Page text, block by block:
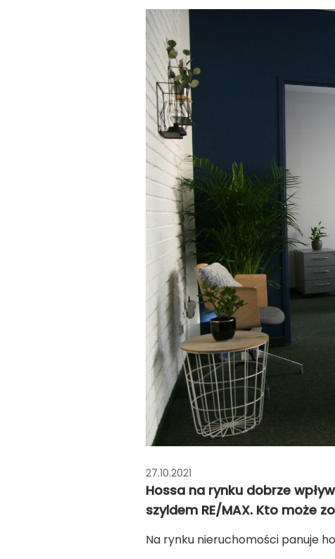
27.10.2021
Hossa na rynku dobrze
szyldem RE/MAX. Kto może
Na rynku nieruchomości panuje